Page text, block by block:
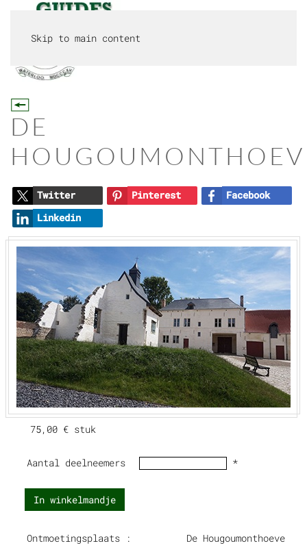
Skip to main content
DE
Twitter Pinterest
Facebook
Linkedin
75,00 € stuk
Aantal deelneemers *
In winkelmandje
Ontmoetingsplaats : De Hougoumonthoeve